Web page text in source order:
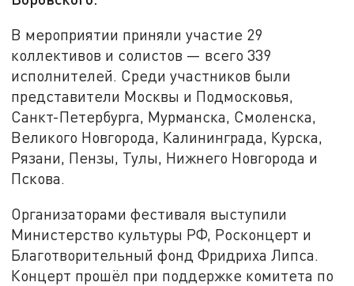
В мероприятии приняли участие 29
коллективов и солистов — всего 339
исполнителей. Среди участников были
представители Москвы и Подмосковья,
Санкт-Петербурга, Мурманска, Смоленска,
Великого Новгорода, Калининграда, Курска,
Рязани, Пензы, Тулы, Нижнего Новгорода и
Пскова.
Организаторами фестиваля выступили
Министерство культуры РФ, Росконцерт и
Благотворительный фонд Фридриха Липса.
Концерт прошёл при поддержке комитета по